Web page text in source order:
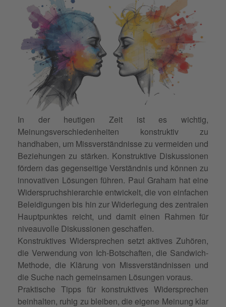
In der heutigen Zeit ist es wichtig,
Meinungsverschiedenheiten konstruktiv zu
handhaben, um Missverständnisse zu vermeiden und
Beziehungen zu stärken. Konstruktive Diskussionen
fördern das gegenseitige Verständnis und können zu
innovativen Lösungen führen. Paul Graham hat eine
Widerspruchshierarchie entwickelt, die von einfachen
Beleidigungen bis hin zur Widerlegung des zentralen
Hauptpunktes reicht, und damit einen Rahmen für
niveauvolle Diskussionen geschaffen.
Konstruktives Widersprechen setzt aktives Zuhören,
die Verwendung von Ich-Botschaften, die Sandwich-
Methode, die Klärung von Missverständnissen und
die Suche nach gemeinsamen Lösungen voraus.
Praktische Tipps für konstruktives Widersprechen
beinhalten, ruhig zu bleiben, die eigene Meinung klar